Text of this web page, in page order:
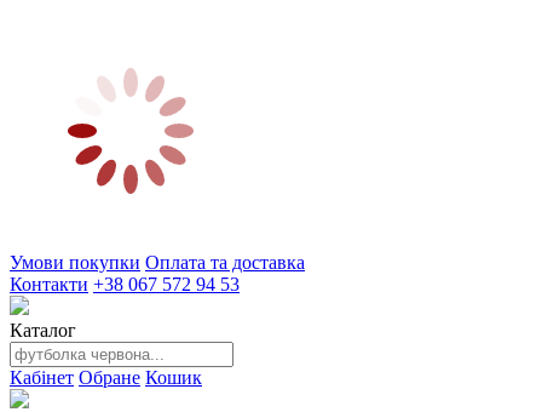
Умови покупки Оплата та доставка
Контакти +38 067 572 94 53
Каталог
Кабінет Обране Кошик